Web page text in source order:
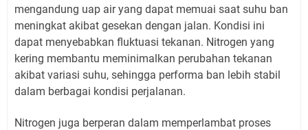
mengandung uap air yang dapat memuai saat suhu ban
meningkat akibat gesekan dengan jalan. Kondisi ini
dapat menyebabkan fluktuasi tekanan. Nitrogen yang
kering membantu meminimalkan perubahan tekanan
akibat variasi suhu, sehingga performa ban lebih stabil
dalam berbagai kondisi perjalanan.
Nitrogen juga berperan dalam memperlambat proses